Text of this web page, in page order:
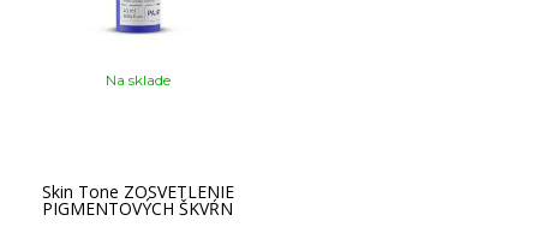
Na sklade
Skin Tone ZOSVETLENIE
PIGMENTOVÝCH ŠKVŔN